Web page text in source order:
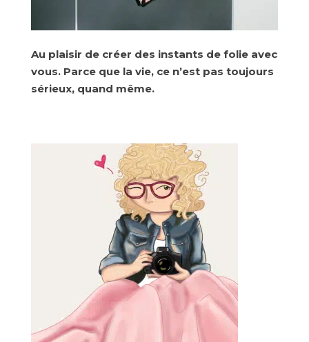
Au plaisir de créer des instants de folie avec
vous. Parce que la vie, ce n’est pas toujours
sérieux, quand même.